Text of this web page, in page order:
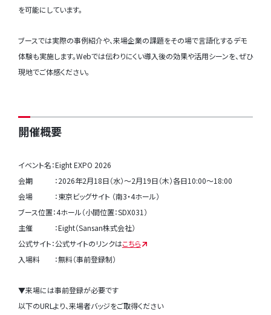
を可能にしています。
ブースでは実際の事例紹介や、来場企業の課題をその場で言語化するデモ
体験も実施します。Webでは伝わりにくい導入後の効果や活用シーンを、ぜひ
現地でご体感ください。
開催概要
イベント名：Eight EXPO 2026
会期 ：2026年2月18日（水）～2月19日（木）各日10:00～18:00
会場 ：東京ビッグサイト （南3・4ホール）
ブース位置：4ホール（小間位置：SDX031）
主催 ：Eight（Sansan株式会社）
公式サイト：公式サイトのリンクはこちら
入場料 ：無料（事前登録制）
▼来場には事前登録が必要です
以下のURLより、来場者バッジをご取得ください